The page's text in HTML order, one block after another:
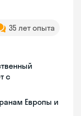
35 лет опыта
с
Европы и